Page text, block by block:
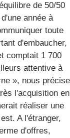
de 50/50
année à
toute
d'embaucher,
comptait 1 700
attentive à
», nous précise
l'acquisition en
réaliser une
A l'étranger,
d'offres,